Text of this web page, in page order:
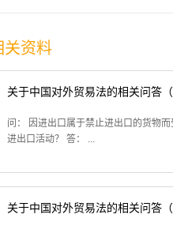
关资料
关于中国对外贸易法的相关问答（
问： 因进出口属于禁止进出口的货物
进出口活动？ 答： ...
关于中国对外贸易法的相关问答（